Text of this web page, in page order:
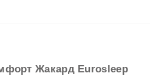
Жакард Eurosleep